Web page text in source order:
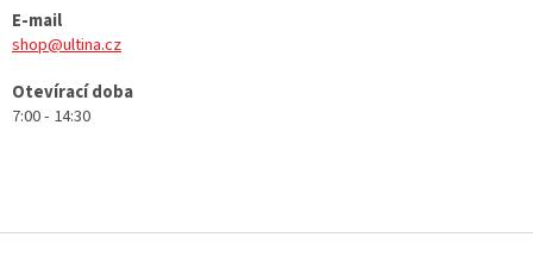
E-mail
shop@ultina.cz
Otevírací doba
7:00 - 14:30
t